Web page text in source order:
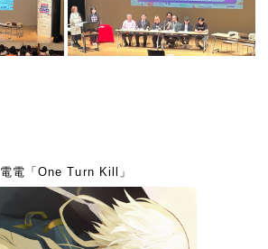
電電「One Turn Kill」